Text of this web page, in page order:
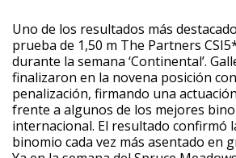
Uno de los resultados más
prueba de 1,50 m The Partners
durante la semana ‘Continental’.
finalizaron en la novena posición
penalización, firmando una
frente a algunos de los mejores
internacional. El resultado confirmó
binomio cada vez más asentado en